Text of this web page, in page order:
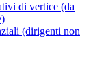
di vertice (da
(dirigenti non